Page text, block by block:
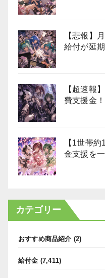
【悲報】
給付が延
【超速報
費支援金
【1世帯
金支援を
カテゴリー
おすすめ商品紹介 (2)
給付金 (7,411)